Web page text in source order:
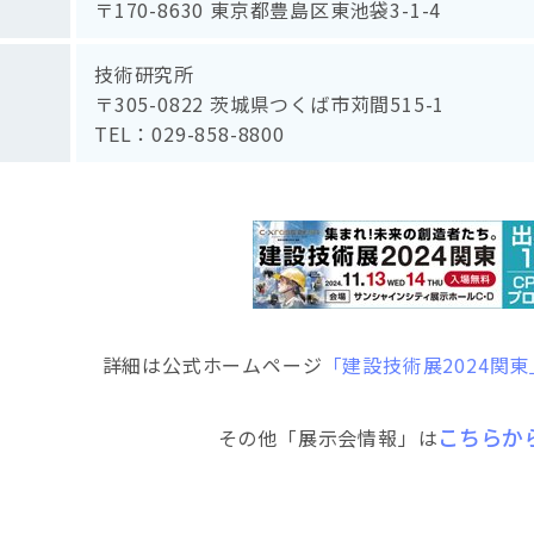
〒170-8630 東京都豊島区東池袋3-1-4
技術研究所
〒305-0822 茨城県つくば市苅間515-1
TEL：029-858-8800
詳細は公式ホームページ 「建設技術展2024関
その他「展示会情報」はこちらか